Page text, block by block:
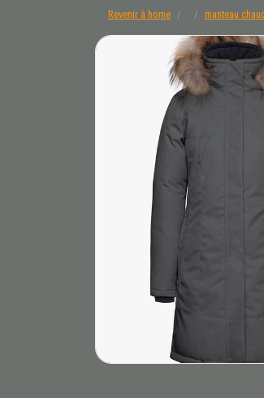
Revenir à home manteau